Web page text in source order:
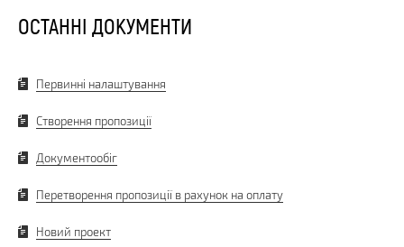
ОСТАННІ ДОКУМЕНТИ
Первинні налаштування
Створення пропозиції
Документообіг
Перетворення пропозиції в рахунок на оплату
Новий проект